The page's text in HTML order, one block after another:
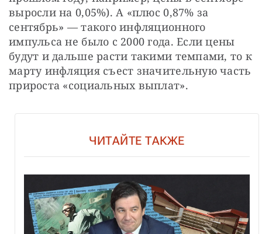
выросли на 0,05%). А «плюс 0,87% за
сентябрь» — такого инфляционного
импульса не было с 2000 года. Если цены
будут и дальше расти такими темпами, то к
марту инфляция съест значительную часть
прироста «социальных выплат».
ЧИТАЙТЕ ТАКЖЕ